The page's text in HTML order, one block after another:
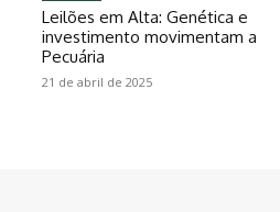
Leilões em Alta: Genética e
investimento movimentam a
Pecuária
21 de abril de 2025